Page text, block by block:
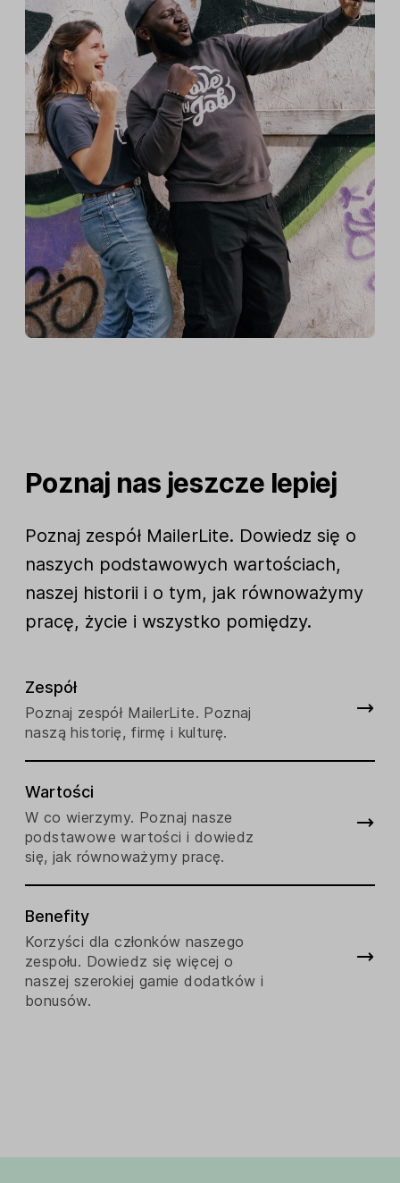
Poznaj nas jeszcze lepiej
Poznaj zespół MailerLite. Dowiedz się o
naszych podstawowych wartościach,
naszej historii i o tym, jak równoważymy
pracę, życie i wszystko pomiędzy.
Zespół
Poznaj zespół MailerLite. Poznaj
naszą historię, firmę i kulturę.
Wartości
W co wierzymy. Poznaj nasze
podstawowe wartości i dowiedz
się, jak równoważymy pracę.
Benefity
Korzyści dla członków naszego
zespołu. Dowiedz się więcej o
naszej szerokiej gamie dodatków i
bonusów.